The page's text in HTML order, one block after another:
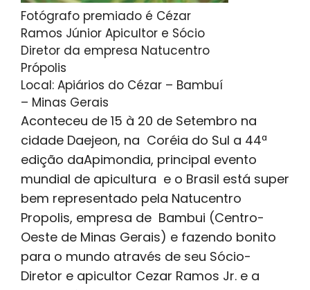
Fotógrafo premiado é Cézar
Ramos Júnior Apicultor e Sócio
Diretor da empresa Natucentro
Própolis
Local: Apiários do Cézar – Bambuí
– Minas Gerais
Aconteceu de 15 à 20 de Setembro na
cidade Daejeon, na Coréia do Sul a 44ª
edição daApimondia, principal evento
mundial de apicultura e o Brasil está super
bem representado pela Natucentro
Propolis, empresa de Bambui (Centro-
Oeste de Minas Gerais) e fazendo bonito
para o mundo através de seu Sócio-
Diretor e apicultor Cezar Ramos Jr. e a